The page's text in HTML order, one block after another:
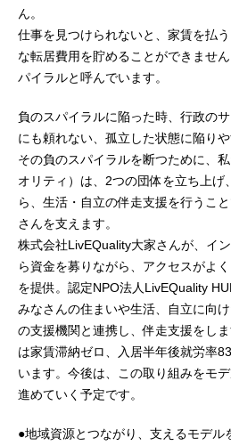
ん。
仕事を見つけられないと、家賃を払
な転居費用を貯めることができませ
パイラルと呼んでいます。
負のスパイラルに陥った時、行政の
にも頼れない、孤立した状態に陥りや
その負のスパイラルを断つために、
オリティ）は、2つの団体を立ち上げ
ら、生活・自立の伴走支援を行うこ
さんを支えます。
株式会社LivEQuality大家さんが、イ
ら資金を募りながら、アクセスがよ
を提供。認定NPO法人LivEQuality
みなさんの住まいや生活、自立に向
の支援機関と連携し、伴走支援をし
は家賃滞納ゼロ、入居半年後就労率
います。今後は、この取り組みをモ
進めていく予定です。
●地域資源とつながり、支えるモデル